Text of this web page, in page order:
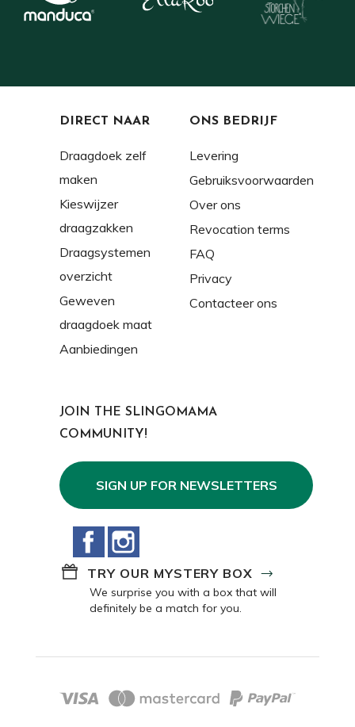
DIRECT NAAR
Draagdoek zelf
maken
Kieswijzer
draagzakken
Draagsystemen
overzicht
Geweven
draagdoek maat
Aanbiedingen
ONS BEDRIJF
Levering
Gebruiksvoorwaarden
Over ons
Revocation terms
FAQ
Privacy
Contacteer ons
JOIN THE SLINGOMAMA
COMMUNITY!
SIGN UP FOR NEWSLETTERS
Facebook
TRY OUR MYSTERY BOX
We surprise you with a box that will
definitely be a match for you.